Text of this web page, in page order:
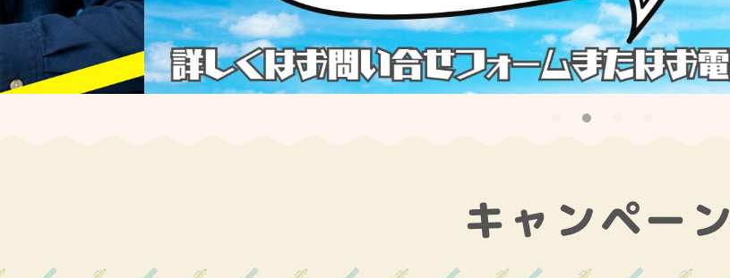
キャンペーン